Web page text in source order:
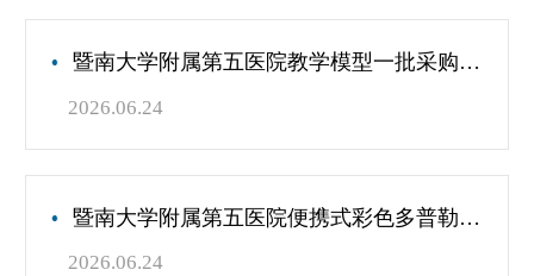
暨南大学附属第五医院教学模型一批采购项目
2026.06.24
暨南大学附属第五医院便携式彩色多普勒超声诊断仪
2026.06.24